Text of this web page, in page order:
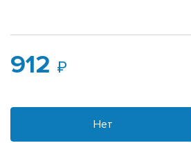
912
Нет